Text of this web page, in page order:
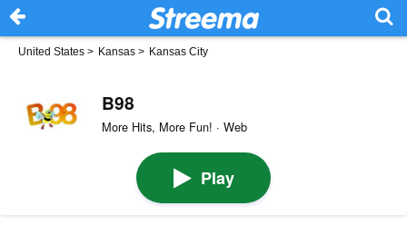
United States > Kansas > Kansas City
B98
More Hits, More Fun! · Web
Play